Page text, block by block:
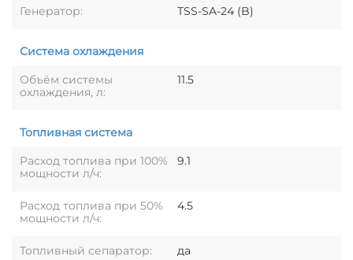
Генератор:
TSS-SA-24 (B)
Система охлаждения
Объём системы
охлаждения, л:
11.5
Топливная система
Расход топлива при 100%
мощности л/ч:
9.1
Расход топлива при 50%
мощности л/ч:
4.5
Топливный сепаратор: да